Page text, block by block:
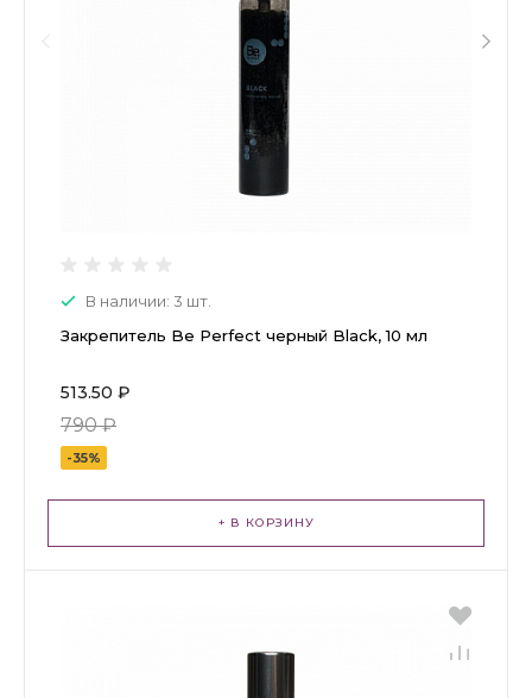
В наличии: 3 шт.
Закрепитель Be Perfect черный Black, 10 мл
513.50 ₽
790 ₽
-35%
+ В КОРЗИНУ